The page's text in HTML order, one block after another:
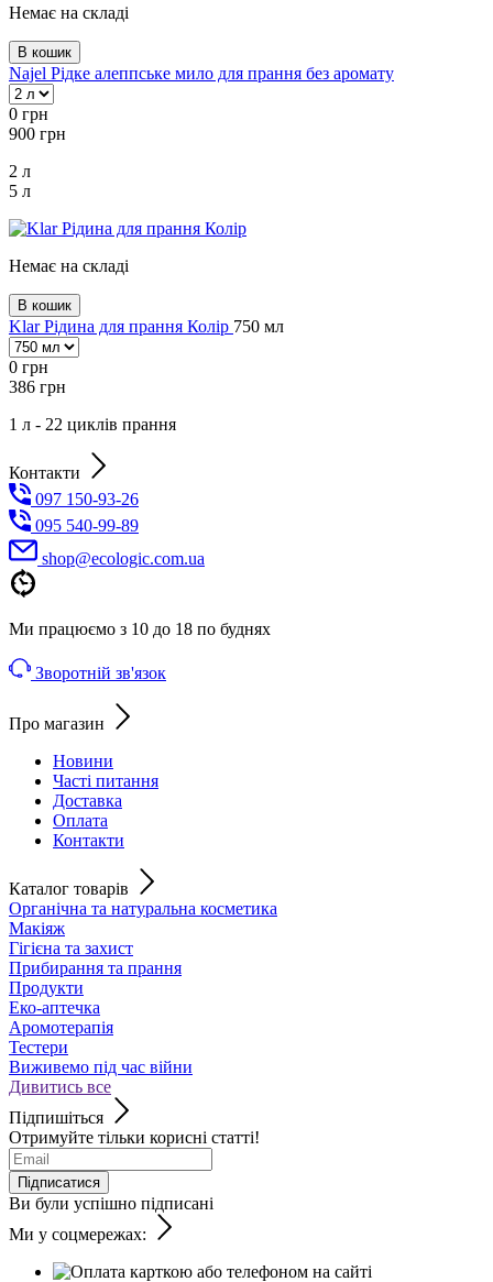
Немає на складі
В кошик
Najel Рідке алеппське мило для прання без аромату
0 грн
900 грн
2 л
5 л
Немає на складі
В кошик
Klar Рідина для прання Колір 750 мл
0 грн
386 грн
1 л - 22 циклів прання
Контакти
097 150-93-26
095 540-99-89
shoр@ecologic.com.ua
Ми працюємо з 10 до 18 по буднях
Зворотній зв'язок
Про магазин
Новини
Часті питання
Доставка
Оплата
Контакти
Каталог товарів
Органічна та натуральна косметика
Макіяж
Гігієна та захист
Прибирання та прання
Продукти
Еко-аптечка
Аромотерапія
Тестери
Виживемо під час війни
Дивитись все
Підпишіться
Отримуйте тільки корисні статті!
Підписатися
Ви були успішно підписані
Ми у соцмережах: